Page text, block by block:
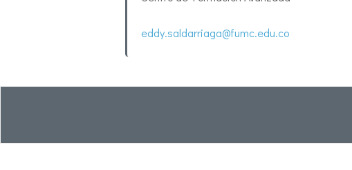
eddy.saldarriaga@fumc.edu.co